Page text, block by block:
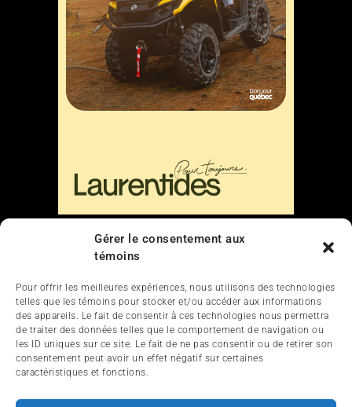
Gérer le consentement aux
témoins
Pour offrir les meilleures expériences, nous utilisons des technologies
telles que les témoins pour stocker et/ou accéder aux informations
des appareils. Le fait de consentir à ces technologies nous permettra
de traiter des données telles que le comportement de navigation ou
les ID uniques sur ce site. Le fait de ne pas consentir ou de retirer son
consentement peut avoir un effet négatif sur certaines
caractéristiques et fonctions.
Nous contacter